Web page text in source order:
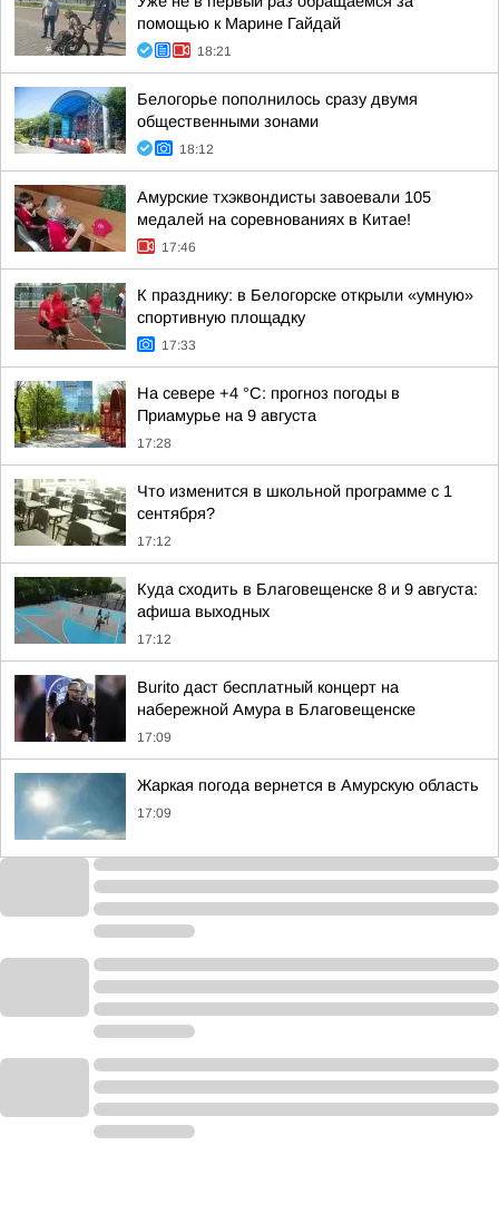
помощью к Марине Гайдай
18:21
Белогорье пополнилось сразу двумя
общественными зонами
18:12
Амурские тхэквондисты завоевали 105
медалей на соревнованиях в Китае!
17:46
К празднику: в Белогорске открыли «умную»
спортивную площадку
17:33
На севере +4 °С: прогноз погоды в
Приамурье на 9 августа
17:28
Что изменится в школьной программе с 1
сентября?
17:12
Куда сходить в Благовещенске 8 и 9 августа:
афиша выходных
17:12
Burito даст бесплатный концерт на
набережной Амура в Благовещенске
17:09
Жаркая погода вернется в Амурскую область
17:09